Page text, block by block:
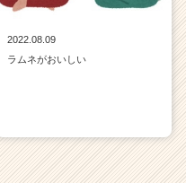
2022.08.09
ラムネがおいしい